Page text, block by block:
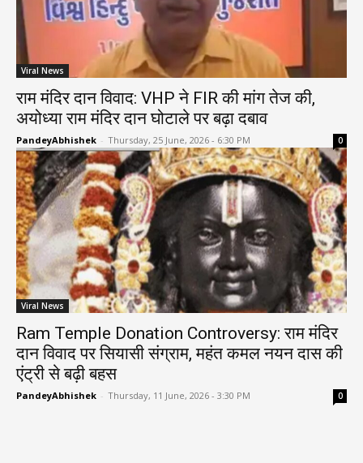
Viral News
राम मंदिर दान विवाद: VHP ने FIR की मांग तेज की,
अयोध्या राम मंदिर दान घोटाले पर बढ़ा दबाव
PandeyAbhishek - Thursday, 25 June, 2026 - 6:30 PM 0
Viral News
Ram Temple Donation Controversy: राम मंदिर
दान विवाद पर सियासी संग्राम, महंत कमल नयन दास की
एंट्री से बढ़ी बहस
PandeyAbhishek - Thursday, 11 June, 2026 - 3:30 PM 0